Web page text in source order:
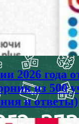
2026 года
из 500
и ответы)